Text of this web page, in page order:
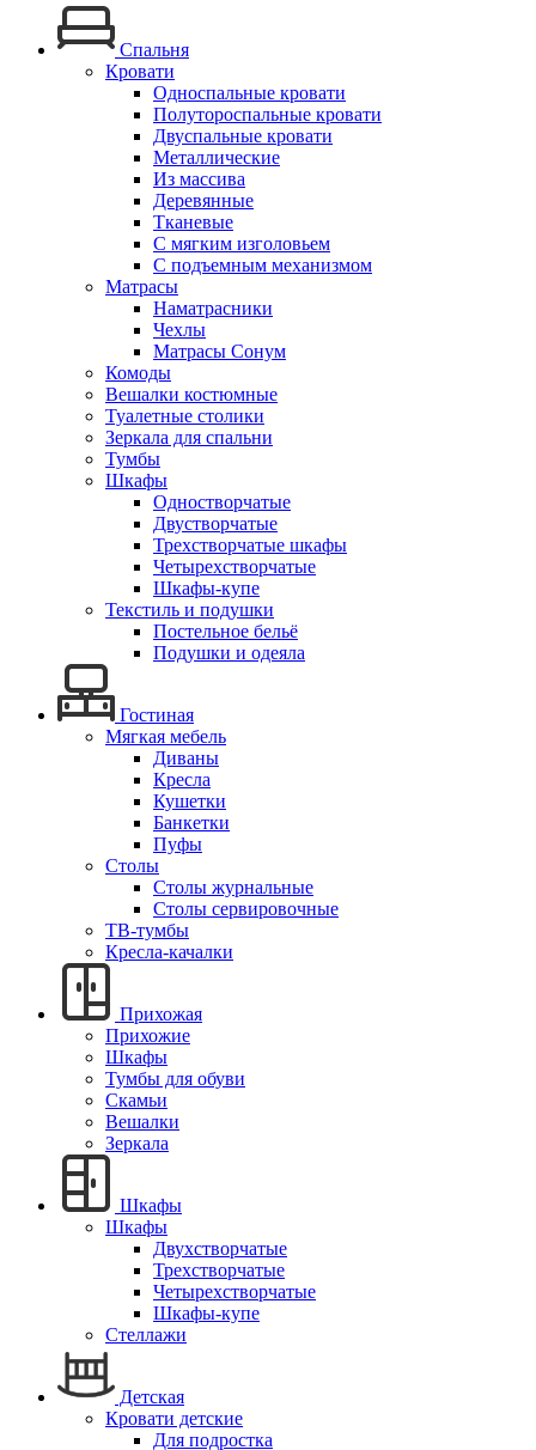
Спальня
Кровати
Односпальные кровати
Полутороспальные кровати
Двуспальные кровати
Металлические
Из массива
Деревянные
Тканевые
С мягким изголовьем
С подъемным механизмом
Матрасы
Наматрасники
Чехлы
Матрасы Сонум
Комоды
Вешалки костюмные
Туалетные столики
Зеркала для спальни
Тумбы
Шкафы
Одностворчатые
Двустворчатые
Трехстворчатые шкафы
Четырехстворчатые
Шкафы-купе
Текстиль и подушки
Постельное бельё
Подушки и одеяла
Гостиная
Мягкая мебель
Диваны
Кресла
Кушетки
Банкетки
Пуфы
Столы
Столы журнальные
Столы сервировочные
ТВ-тумбы
Кресла-качалки
Прихожая
Прихожие
Шкафы
Тумбы для обуви
Скамьи
Вешалки
Зеркала
Шкафы
Шкафы
Двухстворчатые
Трехстворчатые
Четырехстворчатые
Шкафы-купе
Стеллажи
Детская
Кровати детские
Для подростка